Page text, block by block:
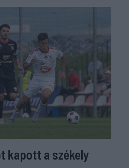
kapott a székely